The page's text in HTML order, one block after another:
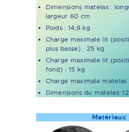
Dimensions matelas :
largeur 60 cm
Poids : 14,9 kg
Charge maximale lit
plus basse) : 25 kg
Charge maximale lit
fond) : 15 kg
Charge maximale matelas
Dimensions du matelas:
Matériaux